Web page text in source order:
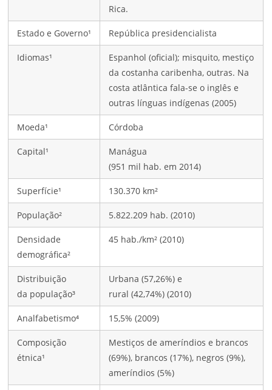
Rica.
Estado e Governo¹ República presidencialista
Idiomas¹
Espanhol (oficial); misquito, mestiço
da costanha caribenha, outras. Na
costa atlântica fala-se o inglês e
outras línguas indígenas (2005)
Moeda¹ Córdoba
Capital¹
Manágua
(951 mil hab. em 2014)
Superfície¹ 130.370 km²
População² 5.822.209 hab. (2010)
Densidade
demográfica²
45 hab./km² (2010)
Distribuição
da população³
Urbana (57,26%) e
rural (42,74%) (2010)
Analfabetismo⁴ 15,5% (2009)
Composição
étnica¹
Mestiços de ameríndios e brancos
(69%), brancos (17%), negros (9%),
ameríndios (5%)